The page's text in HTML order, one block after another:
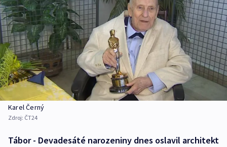
Karel Černý
Zdroj: ČT24
Tábor - Devadesáté narozeniny dnes oslavil architekt